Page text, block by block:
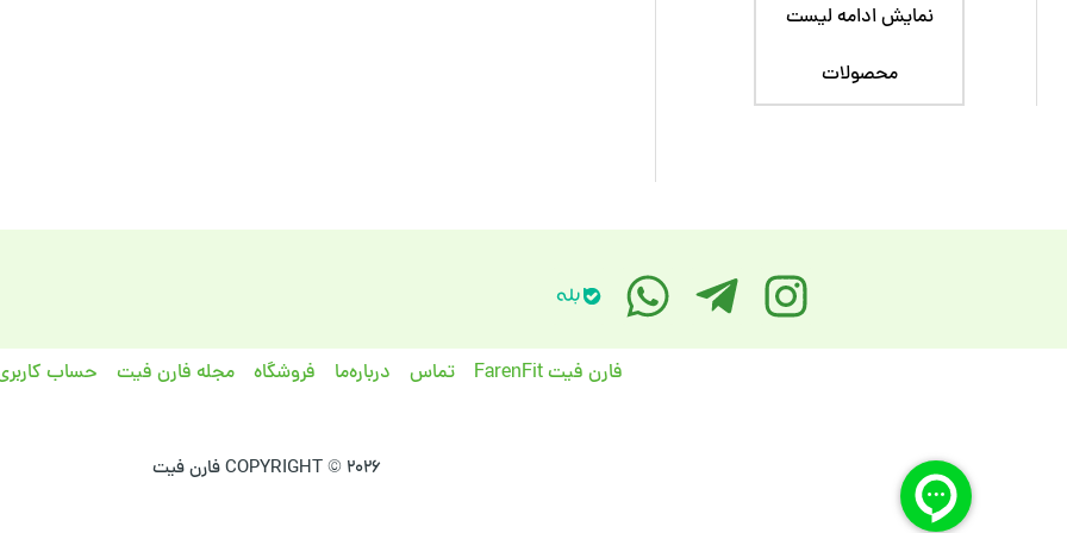
نمایش ادامه لیست
محصولات
فارن فیت FarenFit تماس درباره‌ما فروشگاه مجله فارن فیت حساب
COPYRIGHT © 2026 فارن فیت